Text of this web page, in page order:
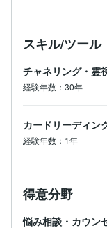
スキル/ツール
チャネリング・霊
経験年数：30年
カードリーディン
経験年数：1年
得意分野
悩み相談・カウン